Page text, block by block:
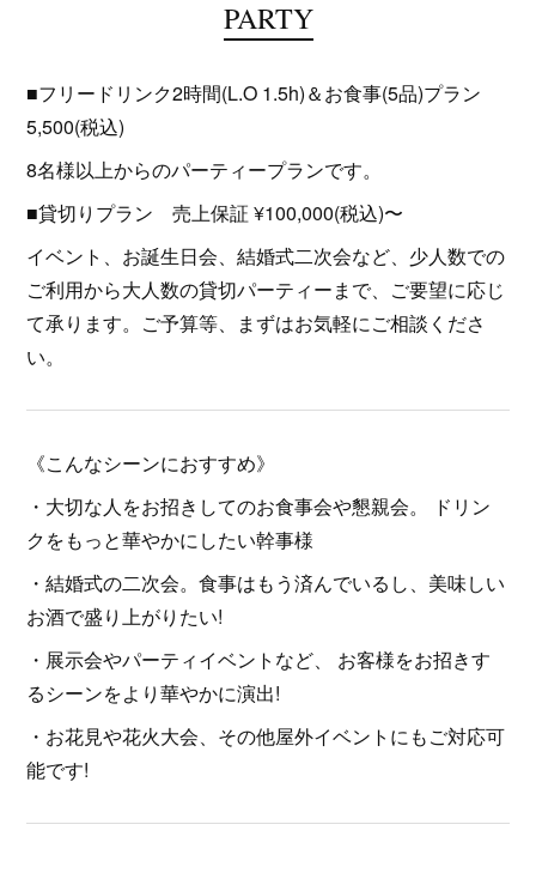
PARTY
■フリードリンク2時間(L.O 1.5h)＆お食事(5品)プラン
5,500(税込)
8名様以上からのパーティープランです。
■貸切りプラン 売上保証 ¥100,000(税込)〜
イベント、お誕生日会、結婚式二次会など、少人数での
ご利用から大人数の貸切パーティーまで、ご要望に応じ
て承ります。ご予算等、まずはお気軽にご相談くださ
い。
《こんなシーンにおすすめ》
・大切な人をお招きしてのお食事会や懇親会。 ドリン
クをもっと華やかにしたい幹事様
・結婚式の二次会。食事はもう済んでいるし、美味しい
お酒で盛り上がりたい!
・展示会やパーティイベントなど、 お客様をお招きす
るシーンをより華やかに演出!
・お花見や花火大会、その他屋外イベントにもご対応可
能です!